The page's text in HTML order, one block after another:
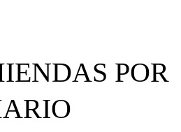
POR